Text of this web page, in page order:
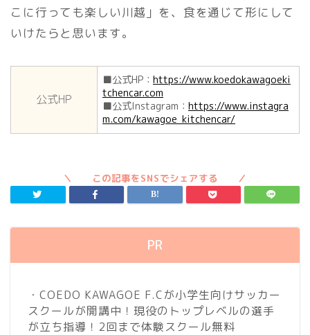
こに行っても楽しい川越」を、食を通じて形にして
いけたらと思います。
公式HP
■公式HP： https://www.koedokawagoeki
tchencar.com
■公式Instagram： https://www.instagra
m.com/kawagoe_kitchencar/
PR
・COEDO KAWAGOE F.Cが小学生向けサッカー
スクールが開講中！現役のトップレベルの選手
が立ち指導！2回まで体験スクール無料